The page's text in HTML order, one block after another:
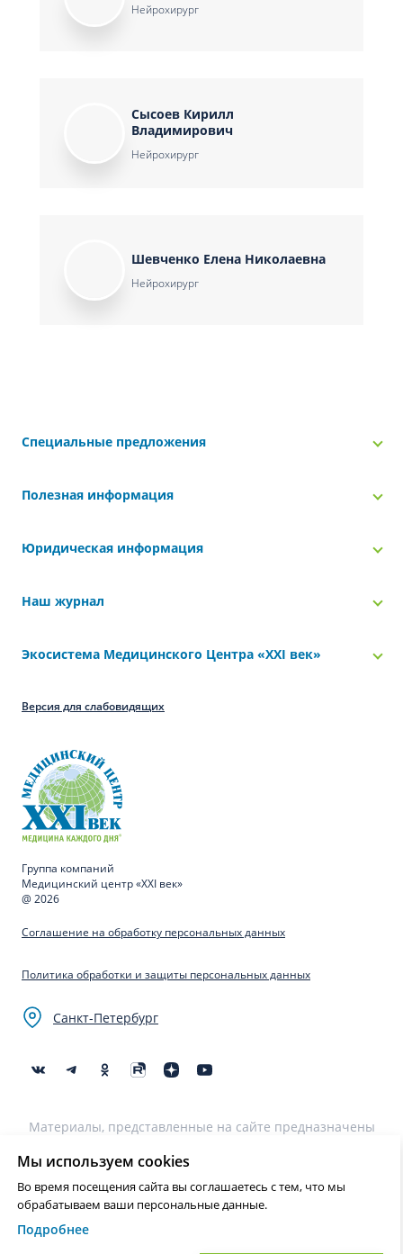
Нейрохирург
Сысоев Кирилл
Владимирович
Нейрохирург
Шевченко Елена Николаевна
Нейрохирург
Специальные предложения
Полезная информация
Юридическая информация
Наш журнал
Экосистема Медицинского Центра «‎XXI век»
Версия для слабовидящих
Группа компаний
Медицинский центр «XXI век»
@ 2026
Соглашение на обработку персональных данных
Политика обработки и защиты персональных данных
Санкт-Петербург
Материалы, представленные на сайте предназначены
использованы для постановки диагноза, назначения
лечения и не являются медицинскими рекомендациями.
Необходима консультация специалиста.
Нашли ошибку? Выделите текст и нажмите Ctrl+Enter или на ссылку
Мы используем cookies
Во время посещения сайта вы соглашаетесь с тем, что мы
обрабатываем ваши персональные данные.
Подробнее